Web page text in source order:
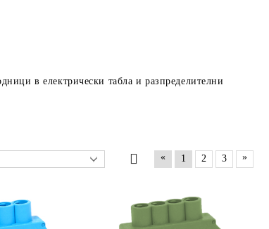
в електрически табла и разпределителни
«
1 2 3 »